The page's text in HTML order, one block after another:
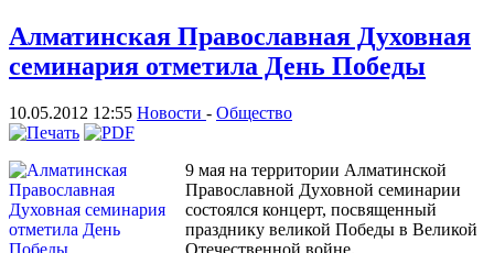
Алматинская Православная Духовная
семинария отметила День Победы
10.05.2012 12:55 Новости - Общество
9 мая на территории Алматинской
Православной Духовной семинарии
состоялся концерт, посвященный
празднику великой Победы в Великой
Отечественной войне.